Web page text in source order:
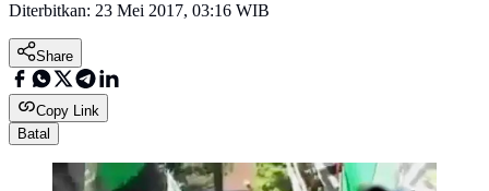
Diterbitkan: 23 Mei 2017, 03:16 WIB
Share
Copy Link
Batal